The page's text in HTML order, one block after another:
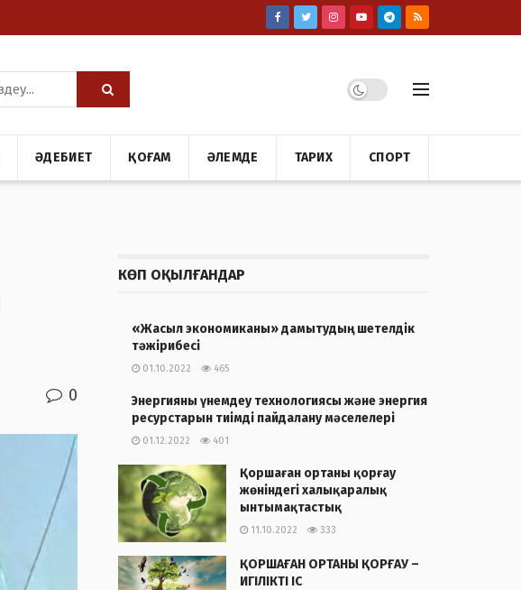
ӘДЕБИЕТ ҚОҒАМ ӘЛЕМДЕ ТАРИХ СПОРТ
0
КӨП ОҚЫЛҒАНДАР
«Жасыл экономиканы» дамытудың шетелдік
тәжірибесі
01.10.2022 465
Энергияны үнемдеу технологиясы және энергия
ресурстарын тиімді пайдалану мәселелері
01.12.2022 401
Қоршаған ортаны қорғау
жөніндегі халықаралық
ынтымақтастық
11.10.2022 333
ҚОРШАҒАН ОРТАНЫ ҚОРҒАУ –
ИГІЛІКТІ ІС